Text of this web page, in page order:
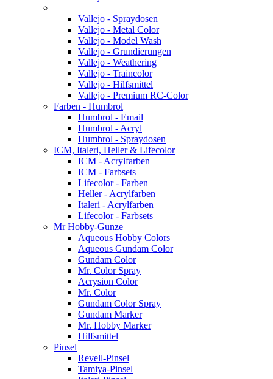
Vallejo - Spraydosen
Vallejo - Metal Color
Vallejo - Model Wash
Vallejo - Grundierungen
Vallejo - Weathering
Vallejo - Traincolor
Vallejo - Hilfsmittel
Vallejo - Premium RC-Color
Farben - Humbrol
Humbrol - Email
Humbrol - Acryl
Humbrol - Spraydosen
ICM, Italeri, Heller & Lifecolor
ICM - Acrylfarben
ICM - Farbsets
Lifecolor - Farben
Heller - Acrylfarben
Italeri - Acrylfarben
Lifecolor - Farbsets
Mr Hobby-Gunze
Aqueous Hobby Colors
Aqueous Gundam Color
Gundam Color
Mr. Color Spray
Acrysion Color
Mr. Color
Gundam Color Spray
Gundam Marker
Mr. Hobby Marker
Hilfsmittel
Pinsel
Revell-Pinsel
Tamiya-Pinsel